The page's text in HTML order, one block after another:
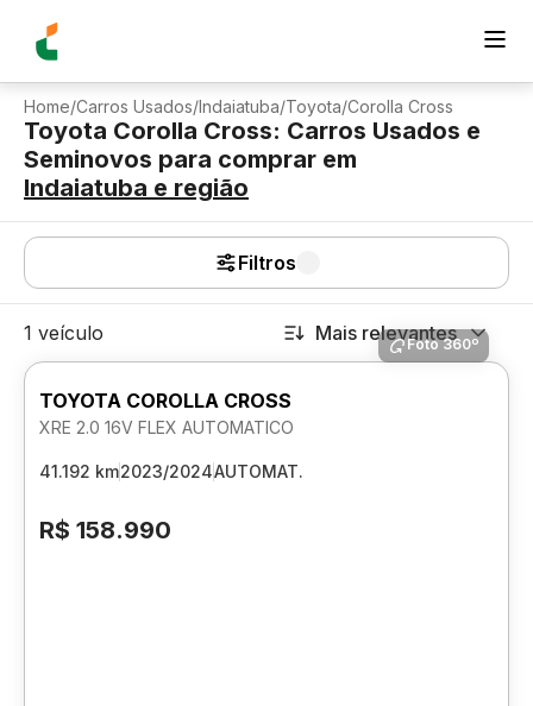
Home/Carros Usados/Indaiatuba/Toyota/Corolla Cross
Toyota Corolla Cross: Carros Usados e
Seminovos para comprar em
Indaiatuba e região
Filtros
1 veículo Mais relevantes
Foto 360º
TOYOTA COROLLA CROSS
XRE 2.0 16V FLEX AUTOMATICO
41.192 km2023/2024AUTOMAT.
R$ 158.990